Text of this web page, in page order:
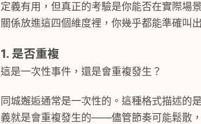
定義有用，但真正的考驗是你能否在實際場
關係放進這四個維度裡，你幾乎都能準確叫
1. 是否重複
這是一次性事件，還是會重複發生？
同城邂逅通常是一次性的。這種格式描述的
義就是會重複發生的——儘管節奏可能鬆散